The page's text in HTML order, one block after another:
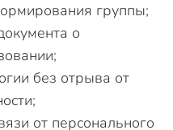
группы;
о
без отрыва от
от персонального